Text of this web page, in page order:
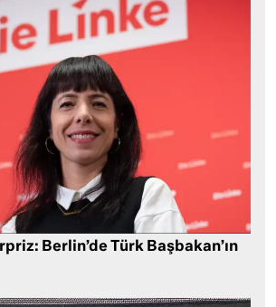
Berlin’de Türk Başbakan’ın